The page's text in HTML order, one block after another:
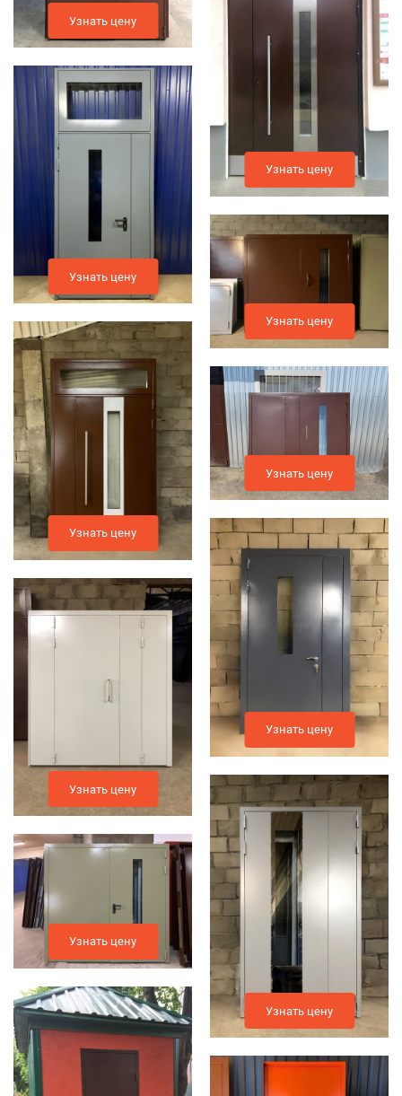
Узнать цену
Узнать цену
Узнать цену
Узнать цену
Узнать цену
Узнать цену
Узнать цену
Узнать цену
Узнать цену
Узнать цену